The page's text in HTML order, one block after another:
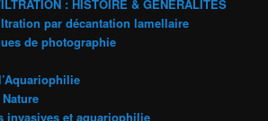
: HISTOIRE & GENERALITES
par décantation lamellaire
de photographie
invasives et aquariophilie